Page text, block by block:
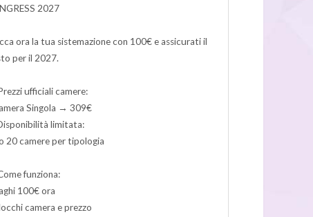
2027
ora la tua sistemazione con 100€ e assicurati il
per il 2027.
ufficiali camere:
Singola → 309€
limitata:
20 camere per tipologia
funziona:
100€ ora
camera e prezzo